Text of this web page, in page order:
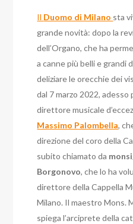
Il Duomo di Milano sta
grande novità: dopo la
dell’Organo, che ha
a canne più belli e grandi
deliziare le orecchie dei
dal 7 marzo 2022,
direttore musicale
Massimo Palombella,
direzione del coro della
subito chiamato da
Borgonovo, che lo ha
direttore della Cappella
Milano. Il maestro Mons.
spiega l’arciprete della